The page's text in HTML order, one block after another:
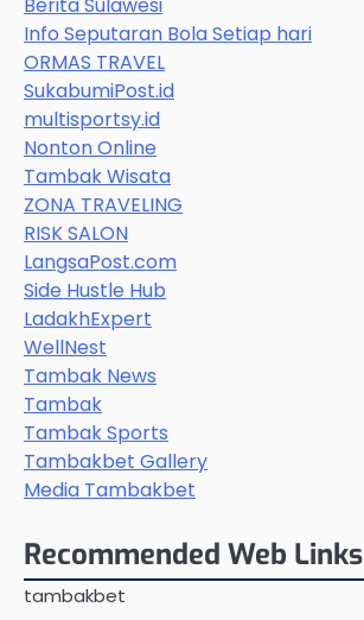
Berita Sulawesi
Info Seputaran Bola Setiap hari
ORMAS TRAVEL
SukabumiPost.id
multisportsy.id
Nonton Online
Tambak Wisata
ZONA TRAVELING
RISK SALON
LangsaPost.com
Side Hustle Hub
LadakhExpert
WellNest
Tambak News
Tambak
Tambak Sports
Tambakbet Gallery
Media Tambakbet
Recommended Web Links
tambakbet